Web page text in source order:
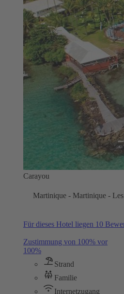
Carayou
Martinique - Martinique -
Für dieses Hotel liegen 10
Zustimmung von 100% vor
100%
Strand
Familie
Internetzugang